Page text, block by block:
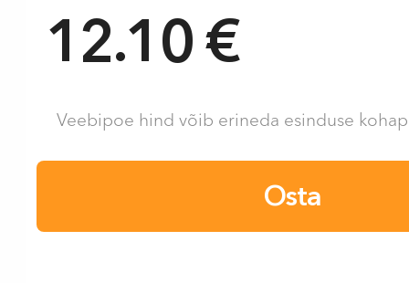
12.10 €
Veebipoe hind võib erineda esinduse
Osta